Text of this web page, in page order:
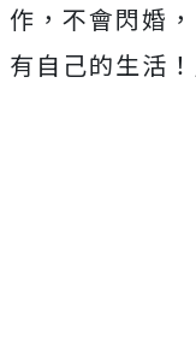
作，不會閃婚
有自己的生活！